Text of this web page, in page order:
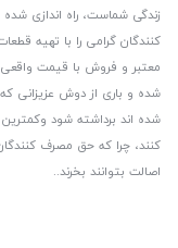
زندگی شماست، راه اندازی
کنندگان گرامی را با تهیه
معتبر و فروش با قیمت واقعی
شده و باری از دوش عزیزانی
شده اند برداشته شود
کنند، چرا که حق مصرف
اصالت بتوانند بخرند..